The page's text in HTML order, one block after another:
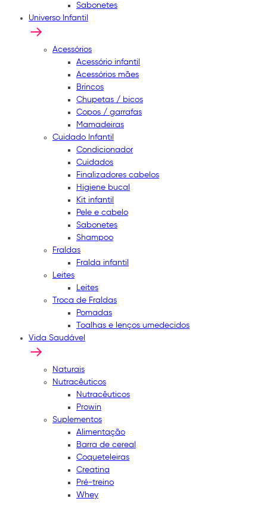
Sabonetes
Universo Infantil
Acessórios
Acessório infantil
Acessórios mães
Brincos
Chupetas / bicos
Copos / garrafas
Mamadeiras
Cuidado Infantil
Condicionador
Cuidados
Finalizadores cabelos
Higiene bucal
Kit infantil
Pele e cabelo
Sabonetes
Shampoo
Fraldas
Fralda infantil
Leites
Leites
Troca de Fraldas
Pomadas
Toalhas e lenços umedecidos
Vida Saudável
Naturais
Nutracêuticos
Nutracêuticos
Prowin
Suplementos
Alimentação
Barra de cereal
Coqueteleiras
Creatina
Pré-treino
Whey